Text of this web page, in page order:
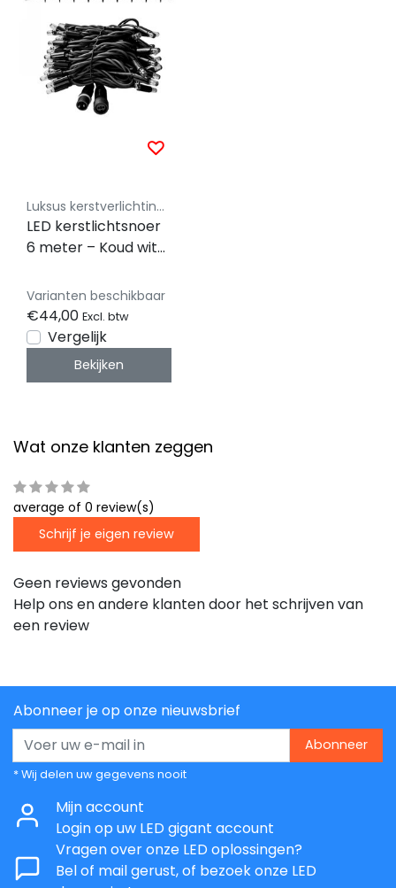
Luksus kerstverlichting koppelbaar 230V
LED kerstlichtsnoer
6 meter – Koud wit
– 230V systeem
(IP65)
Varianten beschikbaar
€44,00 Excl. btw
Vergelijk
Bekijken
Wat onze klanten zeggen
average of 0 review(s)
Schrijf je eigen review
Geen reviews gevonden
Help ons en andere klanten door het schrijven van
een review
Abonneer je op onze nieuwsbrief
Abonneer
* Wij delen uw gegevens nooit
Mijn account
Login op uw LED gigant account
Vragen over onze LED oplossingen?
Bel of mail gerust, of bezoek onze LED